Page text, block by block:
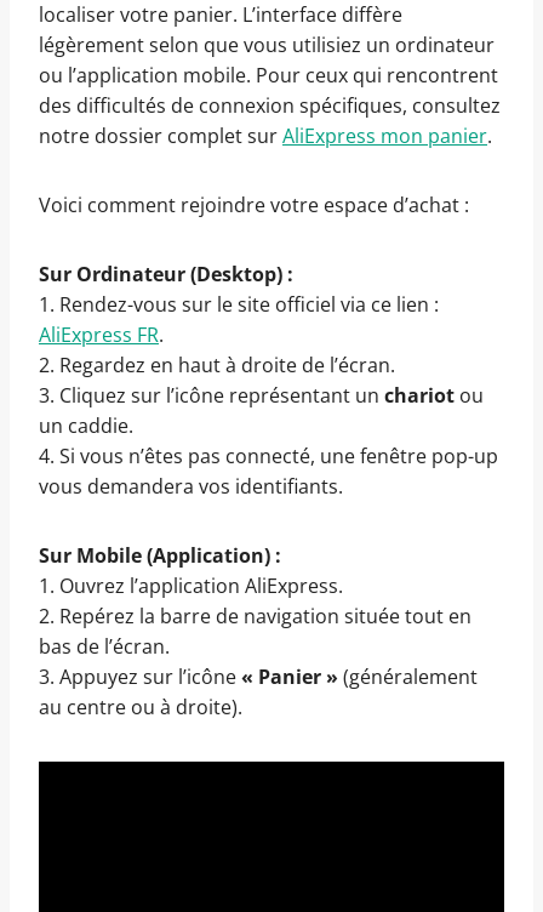
localiser votre panier. L’interface diffère
légèrement selon que vous utilisiez un ordinateur
ou l’application mobile. Pour ceux qui rencontrent
des difficultés de connexion spécifiques, consultez
notre dossier complet surAliExpress mon panier.
Voici comment rejoindre votre espace d’achat :
Sur Ordinateur (Desktop) :
1. Rendez-vous sur le site officiel via ce lien :
AliExpress FR.
2. Regardez en haut à droite de l’écran.
3. Cliquez sur l’icône représentant un chariot ou
un caddie.
4. Si vous n’êtes pas connecté, une fenêtre pop-up
vous demandera vos identifiants.
Sur Mobile (Application) :
1. Ouvrez l’application AliExpress.
2. Repérez la barre de navigation située tout en
bas de l’écran.
3. Appuyez sur l’icône« Panier » (généralement
au centre ou à droite).